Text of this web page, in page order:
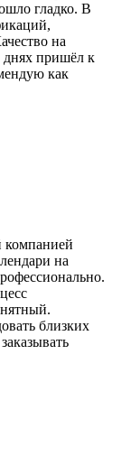
гладко. В
на
днях пришёл к
как
компанией
на
близких